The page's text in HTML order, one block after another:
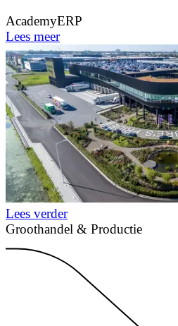
AcademyERP
Lees meer
Lees verder
Groothandel & Productie